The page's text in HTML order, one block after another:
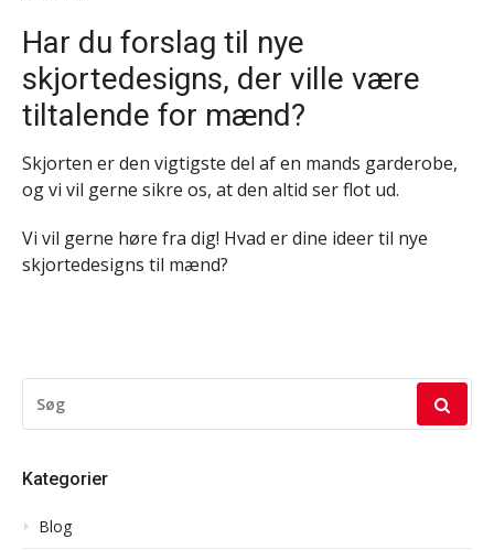
Har du forslag til nye
skjortedesigns, der ville være
tiltalende for mænd?
Skjorten er den vigtigste del af en mands garderobe,
og vi vil gerne sikre os, at den altid ser flot ud.
Vi vil gerne høre fra dig! Hvad er dine ideer til nye
skjortedesigns til mænd?
EFTER:
Kategorier
Blog